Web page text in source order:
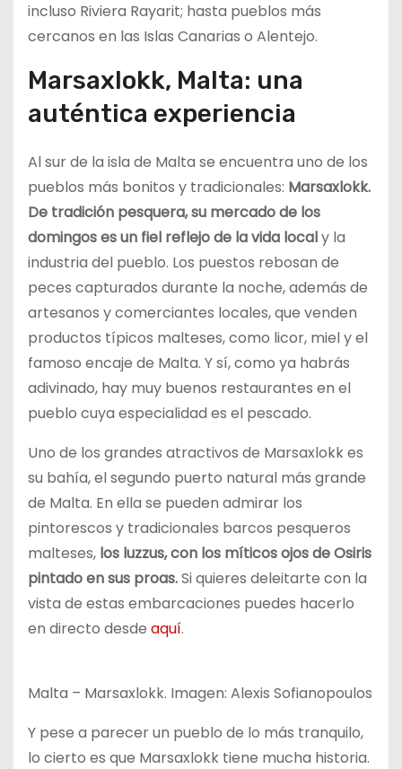
incluso Riviera Rayarit; hasta pueblos más
cercanos en las Islas Canarias o Alentejo.
Marsaxlokk, Malta: una
auténtica experiencia
Al sur de la isla de Malta se encuentra uno de los
pueblos más bonitos y tradicionales: Marsaxlokk.
De tradición pesquera, su mercado de los
domingos es un fiel reflejo de la vida localy la
industria del pueblo. Los puestos rebosan de
peces capturados durante la noche, además de
artesanos y comerciantes locales, que venden
productos típicos malteses, como licor, miel y el
famoso encaje de Malta. Y sí, como ya habrás
adivinado, hay muy buenos restaurantes en el
pueblo cuya especialidad es el pescado.
Uno de los grandes atractivos de Marsaxlokk es
su bahía, el segundo puerto natural más grande
de Malta. En ella se pueden admirar los
pintorescos y tradicionales barcos pesqueros
malteses, los luzzus, con los míticos ojos de Osiris
pintado en sus proas.Si quieres deleitarte con la
vista de estas embarcaciones puedes hacerlo
en directo desde aquí.
Malta – Marsaxlokk. Imagen: Alexis Sofianopoulos
Y pese a parecer un pueblo de lo más tranquilo,
lo cierto es que Marsaxlokk tiene mucha historia.